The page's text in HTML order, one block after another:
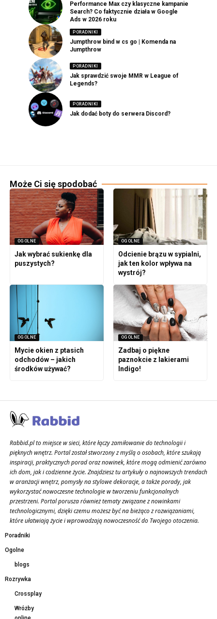
Performance Max czy klasyczne kampanie
Search? Co faktycznie działa w Google
Ads w 2026 roku
PORADNIKI
Jumpthrow bind w cs go | Komenda na
Jumpthrow
PORADNIKI
Jak sprawdzić swoje MMR w League of
Legends?
PORADNIKI
Jak dodać boty do serwera Discord?
Może Ci się spodobać
OGOLNE
Jak wybrać sukienkę dla
puszystych?
OGOLNE
Odcienie brązu w sypialni,
jak ten kolor wpływa na
wystrój?
OGOLNE
Mycie okien z ptasich
odchodów – jakich
środków używać?
OGOLNE
Zadbaj o piękne
paznokcie z lakierami
Indigo!
Rabbid.pl to miejsce w sieci, które łączy zamiłowanie do technologii i
pięknych wnętrz. Portal został stworzony z myślą o osobach, które szukają
inspiracji, praktycznych porad oraz nowinek, które mogą odmienić zarówno
ich dom, jak i codzienne życie. Znajdziesz tu artykuły o najnowszych trendach
w aranżacji wnętrz, pomysły na stylowe dekoracje, a także porady, jak
wykorzystać nowoczesne technologie w tworzeniu funkcjonalnych
przestrzeni. Portal porusza również tematy związane z nowinkami
technologicznymi, dzięki czemu możesz być na bieżąco z rozwiązaniami,
które ułatwiają życie i wprowadzają nowoczesność do Twojego otoczenia.
Poradniki
Ogolne
blogs
Rozrywka
Crossplay
Wróżby